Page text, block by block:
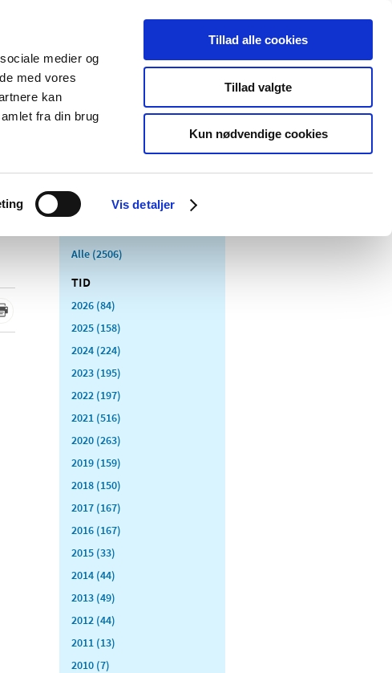
medier og
med vores
kan
fra din brug
Vis detaljer
Tillad alle cookies
Tillad valgte
Kun nødvendige cookies
Udgivelser
Medicinsk
Særlige
produktområder
Alle (2506)
TID
2026 (84)
2025 (158)
2024 (224)
2023 (195)
2022 (197)
2021 (516)
2020 (263)
2019 (159)
2018 (150)
2017 (167)
2016 (167)
2015 (33)
2014 (44)
2013 (49)
2012 (44)
2011 (13)
2010 (7)